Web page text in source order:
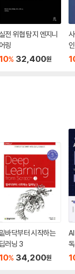
실전 위협 탐지 엔지니
어링
10% 32,400원
밑바닥부터 시작하는
딥러닝 3
10% 34,200원